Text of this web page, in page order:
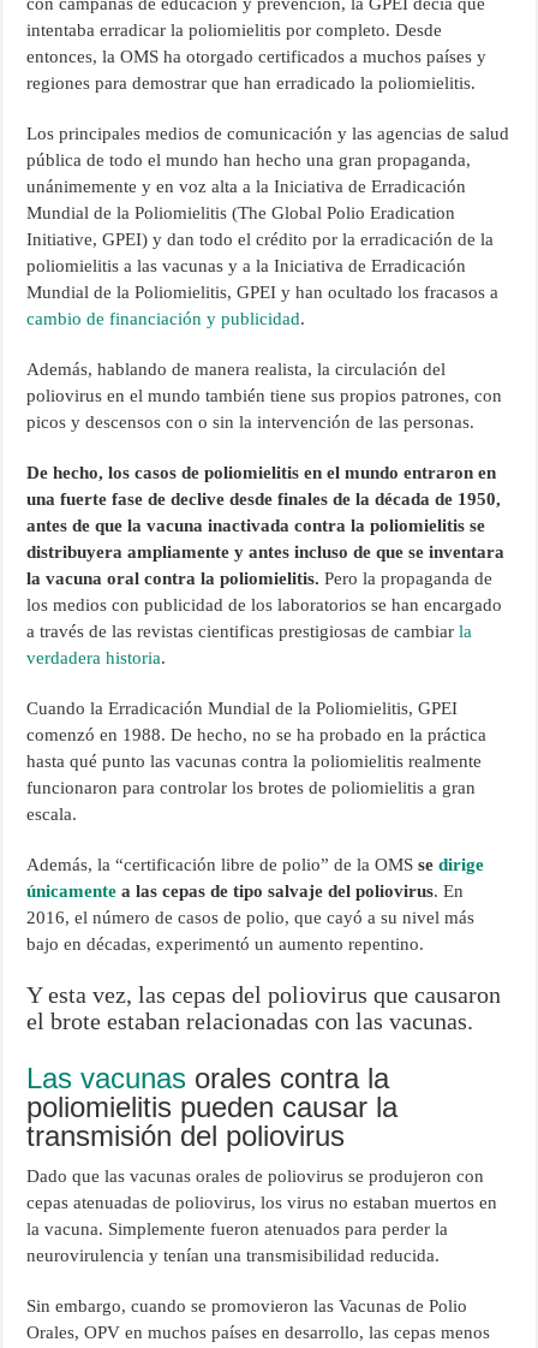
con campañas de educación y prevención, la GPEI decía que
intentaba erradicar la poliomielitis por completo. Desde
entonces, la OMS ha otorgado certificados a muchos países y
regiones para demostrar que han erradicado la poliomielitis.
Los principales medios de comunicación y las agencias de salud
pública de todo el mundo han hecho una gran propaganda,
unánimemente y en voz alta a la Iniciativa de Erradicación
Mundial de la Poliomielitis (The Global Polio Eradication
Initiative, GPEI) y dan todo el crédito por la erradicación de la
poliomielitis a las vacunas y a la Iniciativa de Erradicación
Mundial de la Poliomielitis, GPEI y han ocultado los fracasos a
cambio de financiación y publicidad.
Además, hablando de manera realista, la circulación del
poliovirus en el mundo también tiene sus propios patrones, con
picos y descensos con o sin la intervención de las personas.
De hecho, los casos de poliomielitis en el mundo entraron en
una fuerte fase de declive desde finales de la década de 1950,
antes de que la vacuna inactivada contra la poliomielitis se
distribuyera ampliamente y antes incluso de que se inventara
la vacuna oral contra la poliomielitis. Pero la propaganda de
los medios con publicidad de los laboratorios se han encargado
a través de las revistas cientificas prestigiosas de cambiarla
verdadera historia.
Cuando la Erradicación Mundial de la Poliomielitis, GPEI
comenzó en 1988. De hecho, no se ha probado en la práctica
hasta qué punto las vacunas contra la poliomielitis realmente
funcionaron para controlar los brotes de poliomielitis a gran
escala.
Además, la “certificación libre de polio” de la OMSsedirige
únicamente a las cepas de tipo salvaje del poliovirus. En
2016, el número de casos de polio, que cayó a su nivel más
bajo en décadas, experimentó un aumento repentino.
Y esta vez, las cepas del poliovirus que causaron
el brote estaban relacionadas con las vacunas.
Las vacunas orales contra la
poliomielitis pueden causar la
transmisión del poliovirus
Dado que las vacunas orales de poliovirus se produjeron con
cepas atenuadas de poliovirus, los virus no estaban muertos en
la vacuna. Simplemente fueron atenuados para perder la
neurovirulencia y tenían una transmisibilidad reducida.
Sin embargo, cuando se promovieron las Vacunas de Polio
Orales, OPV en muchos países en desarrollo, las cepas menos